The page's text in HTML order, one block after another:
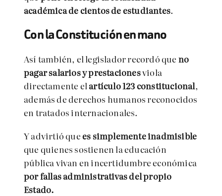
académica de cientos de estudiantes.
Con la Constitución en mano
Así también, el legislador recordó que no
pagar salarios y prestacionesviola
directamente el artículo 123 constitucional,
además de derechos humanos reconocidos
en tratados internacionales.
Y advirtió quees simplemente inadmisible
que quienes sostienen la educación
pública vivan en incertidumbre económica
por fallas administrativas del propio
Estado.